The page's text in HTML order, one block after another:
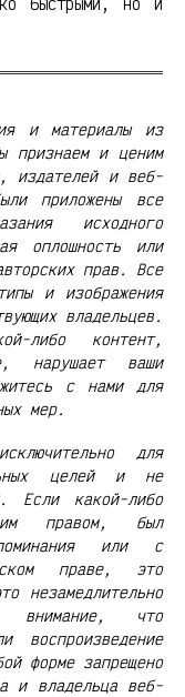
и материалы из
признаем и ценим
издателей и веб-
приложены все
исходного
оплошность или
прав. Все
и изображения
владельцев.
либо контент,
нарушает ваши
с нами для
мер.
для
целей и не
Если какой-либо
правом, был
или с
праве, это
незамедлительно
внимание, что
воспроизведение
форме запрещено
и владельца веб-